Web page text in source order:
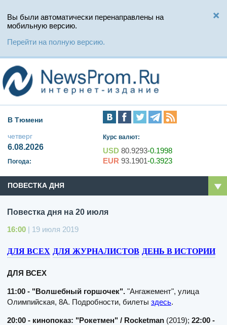
Вы были автоматически перенаправлены на
мобильную версию.
Перейти на полную версию.
В Тюмени
четверг
6.08.2026
Погода:
Курс валют:
USD 80.9293-0.1998
EUR 93.1901-0.3923
ПОВЕСТКА ДНЯ
Повестка дня на 20 июля
16:00 | 19 июля 2019
ДЛЯ ВСЕХ ДЛЯ ЖУРНАЛИСТОВ ДЕНЬ В ИСТОРИИ
ДЛЯ ВСЕХ
11:00 - "Волшебный горшочек". "Ангажемент", улица
Олимпийская, 8А. Подробности, билеты здесь.
20:00 - кинопоказ: "Рокетмен" / Rocketman (2019); 22:00 -